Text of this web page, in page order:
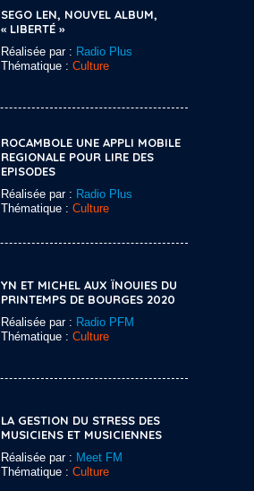
SEGO LEN, NOUVEL ALBUM,
« LIBERTÉ »
Réalisée par : Radio Plus
Thématique : Culture
ROCAMBOLE UNE APPLI MOBILE
REGIONALE POUR LIRE DES
EPISODES
Réalisée par : Radio Plus
Thématique : Culture
YN ET MICHEL AUX ÏNOUIES DU
PRINTEMPS DE BOURGES 2020
Réalisée par : Radio PFM
Thématique : Culture
LA GESTION DU STRESS DES
MUSICIENS ET MUSICIENNES
Réalisée par : Meet FM
Thématique : Culture